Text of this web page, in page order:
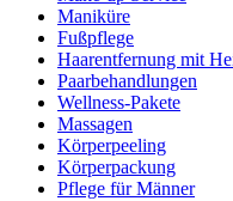
Maniküre
Fußpflege
Haarentfernung mit
Paarbehandlungen
Wellness-Pakete
Massagen
Körperpeeling
Körperpackung
Pflege für Männer